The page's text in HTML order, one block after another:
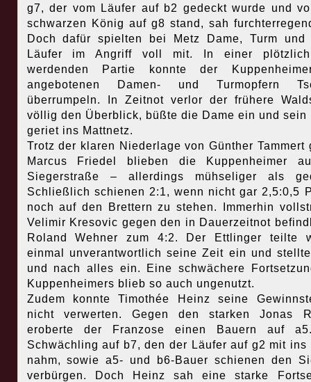
g7, der vom Läufer auf b2 gedeckt wurde und
schwarzen König auf g8 stand, sah
Doch dafür spielten bei Metz Dame, Turm und
Läufer im Angriff voll mit. In einer
werdenden Partie konnte der
angebotenen Damen- und Turmopfern
überrumpeln. In Zeitnot verlor der frühere
völlig den Überblick, büßte die Dame ein und sein
geriet ins Mattnetz.
Trotz der klaren Niederlage von Günther Tammert
Marcus Friedel blieben die Kuppenheimer
Siegerstraße – allerdings mühseliger als
Schließlich schienen 2:1, wenn nicht gar 2,5:0,5
noch auf den Brettern zu stehen. Immerhin
Velimir Kresovic gegen den in Dauerzeitnot
Roland Wehner zum 4:2. Der Ettlinger teilte
einmal unverantwortlich seine Zeit ein und
und nach alles ein. Eine schwächere
Kuppenheimers blieb so auch ungenutzt.
Zudem konnte Timothée Heinz seine
nicht verwerten. Gegen den starken Jonas
eroberte der Franzose einen Bauern auf
Schwächling auf b7, den der Läufer auf g2 mit ins
nahm, sowie a5- und b6-Bauer schienen den
verbürgen. Doch Heinz sah eine starke